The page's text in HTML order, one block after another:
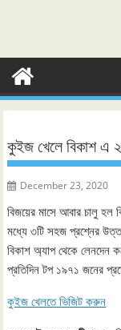
কুইজ খেলে বিকাশ এ
December 23, 2020
বিজয়ের মাসে আবার চালু হল
মধ্যে ৩টি সহজ প্রশ্নের
বিকাশ অ্যাপ থেকে লেনদেন
প্রতিদিন টপ ১৯৭১ জনের
কুইজ খেলতে ভিজিট করুন